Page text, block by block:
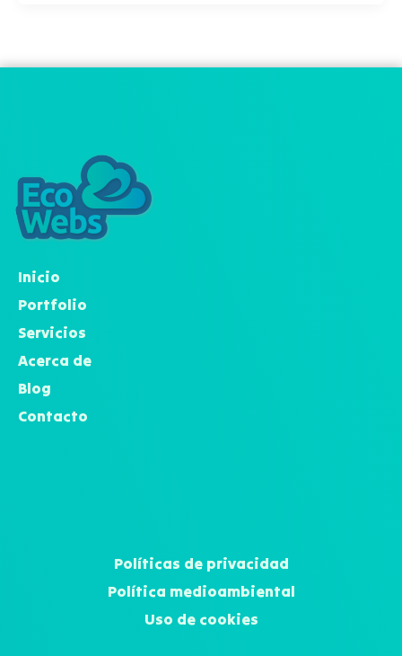
Inicio
Portfolio
Servicios
Acerca de
Blog
Contacto
Políticas de privacidad
Política medioambiental
Uso de cookies